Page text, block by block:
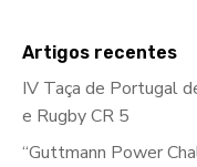
Artigos recentes
IV Taça de Portugal
e Rugby CR 5
“Guttmann Power